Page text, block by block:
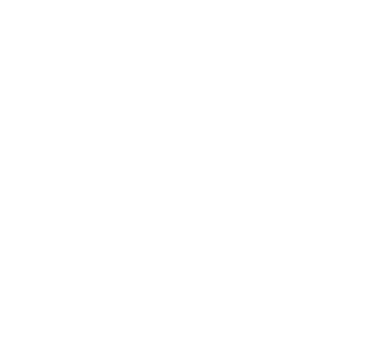
"Уран", астропсихолог-консультант,
расскажет о том, в чем состоит Ваше
возможные способы оздоровления
по всем интересующим Вас темам. Для того,
своего рождения желательно. Известный